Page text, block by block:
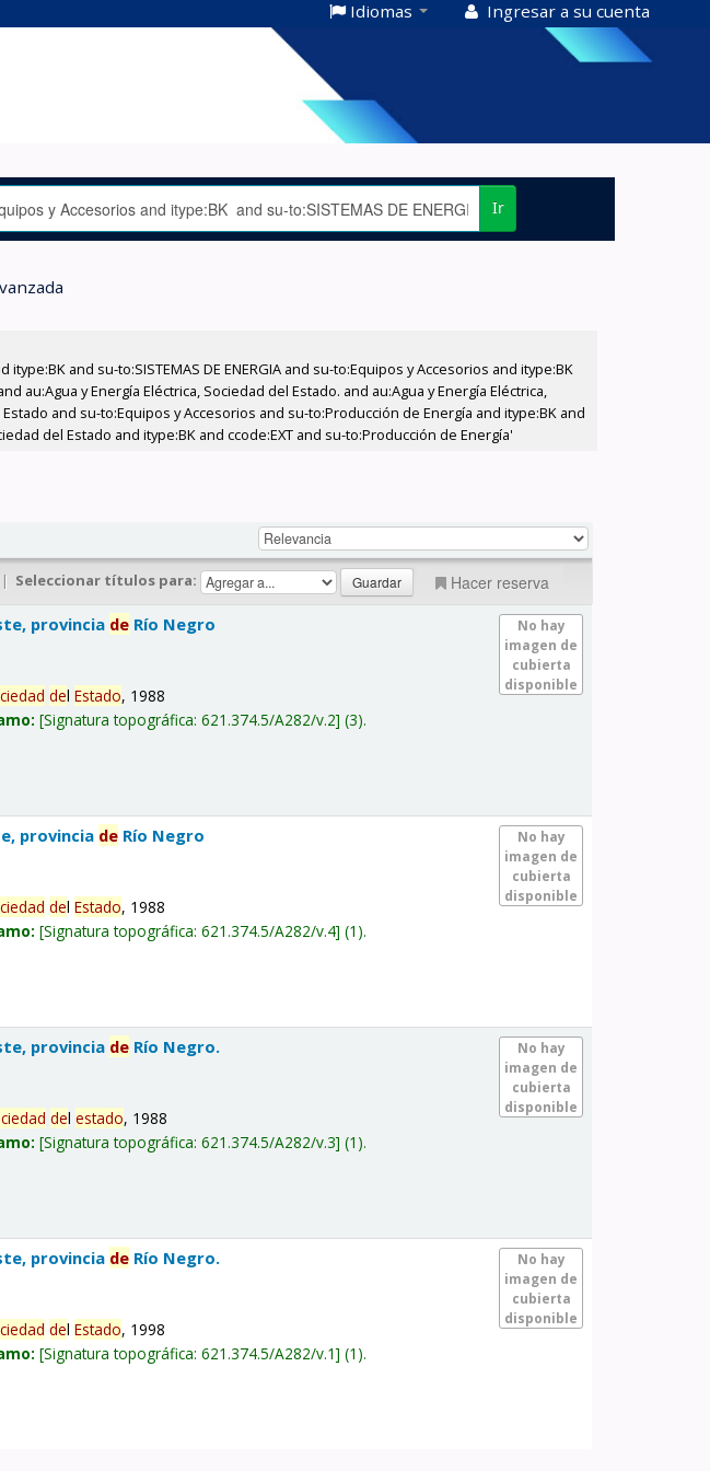
Idiomas Ingresar a su cuenta
Ir
and su-to:SISTEMAS DE ENERGIA and su-to:Equipos y Accesorios and itype:BK
y Energía Eléctrica, Sociedad del Estado. and au:Agua y Energía Eléctrica,
and su-to:Equipos y Accesorios and su-to:Producción de Energía and itype:BK and
del Estado and itype:BK and ccode:EXT and su-to:Producción de Energía'
| Seleccionar títulos para: Hacer reserva
No hay
imagen de
cubierta
disponible
provincia de Río Negro
delEstado, 1988
Signatura topográfica:621.374.5/A282/v.2 (3).
No hay
imagen de
cubierta
disponible
provincia de Río Negro
delEstado, 1988
Signatura topográfica:621.374.5/A282/v.4 (1).
No hay
imagen de
cubierta
disponible
provincia de Río Negro.
delestado, 1988
Signatura topográfica:621.374.5/A282/v.3 (1).
No hay
imagen de
cubierta
disponible
provincia de Río Negro.
delEstado, 1998
Signatura topográfica:621.374.5/A282/v.1 (1).